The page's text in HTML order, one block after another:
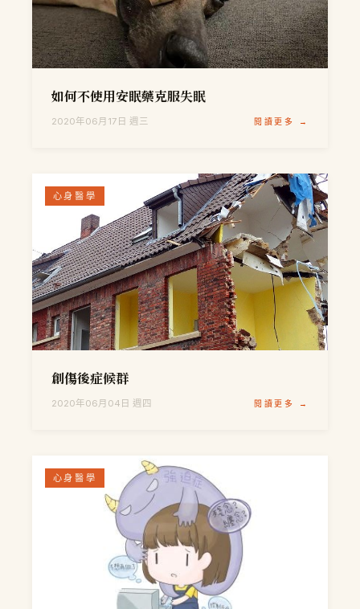
如何不使用安眠藥克服失眠
2020年06月17日 週三 閱讀更多 →
心身醫學
創傷後症候群
2020年06月04日 週四 閱讀更多 →
心身醫學